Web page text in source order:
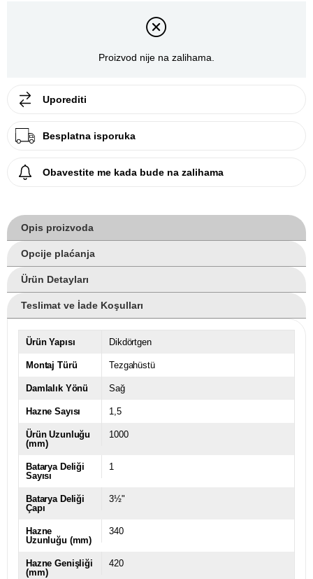
Proizvod nije na zalihama.
Uporediti
Besplatna isporuka
Obavestite me kada bude na zalihama
Opis proizvoda
Opcije plaćanja
Ürün Detayları
Teslimat ve İade Koşulları
Ürün Yapısı Dikdörtgen
Montaj Türü Tezgahüstü
Damlalık Yönü Sağ
Hazne Sayısı 1,5
Ürün Uzunluğu
(mm)
1000
Batarya Deliği
Sayısı
1
Batarya Deliği
Çapı
3½"
Hazne
Uzunluğu (mm)
340
Hazne Genişliği
(mm)
420